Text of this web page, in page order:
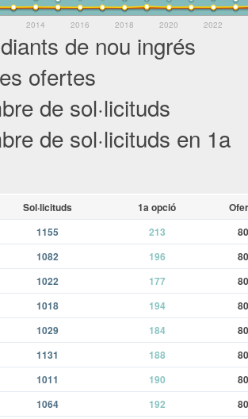
2014 2016 2018 2020 2022
de nou ingrés
ofertes
de sol·licituds
de sol·licituds en 1a
Sol·licituds 1a opció
1155 213
80
1082 196
80
1022 177
80
1018 194
80
1029 184
80
1131 188
80
1011 190
80
1064 192
80